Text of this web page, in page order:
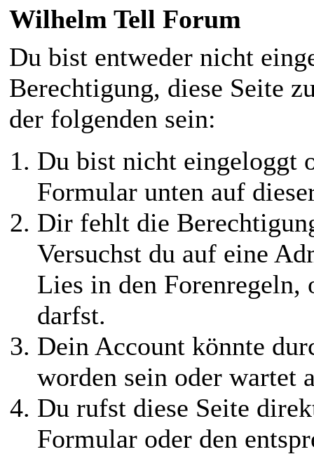
Wilhelm Tell Forum
Du bist entweder nicht
Berechtigung, diese Seite
der folgenden sein:
Du bist nicht eingeloggt
Formular unten auf
Dir fehlt die
Versuchst du auf eine
Lies in den Forenregeln,
darfst.
Dein Account könnte
worden sein oder wartet
Du rufst diese Seite
Formular oder den